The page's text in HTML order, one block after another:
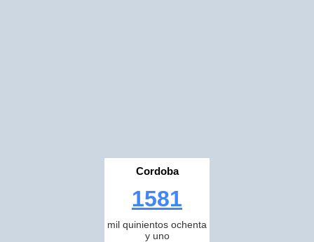
Cordoba
1581
mil quinientos ochenta
y uno